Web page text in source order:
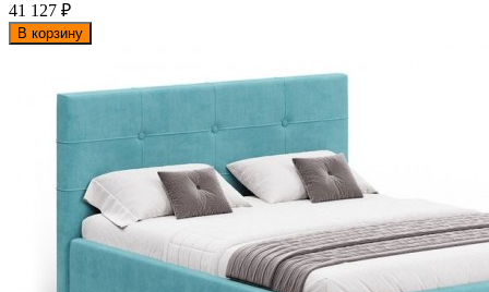
41 127 ₽
В корзину